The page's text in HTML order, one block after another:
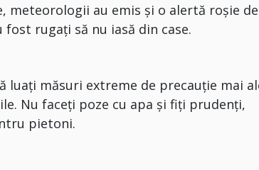
meteorologii au emis şi o alertă roşie de
rugaţi să nu iasă din case.
măsuri extreme de precauţie mai
Nu faceţi poze cu apa şi fiţi prudenţi,
pietoni.